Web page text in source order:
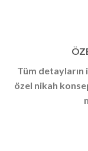
Tüm detayların
özel nikah